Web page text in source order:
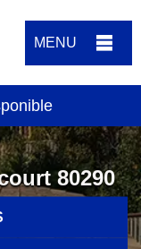
MENU
80290